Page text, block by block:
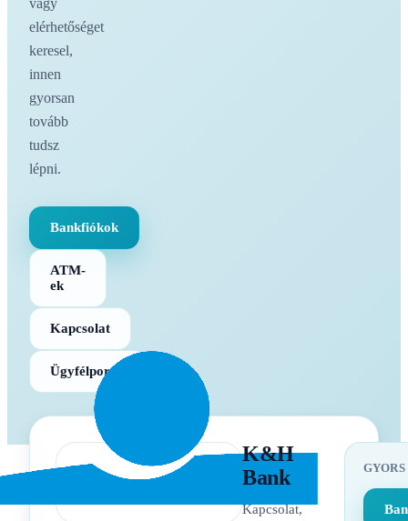
elérhetőséget
keresel,
innen
gyorsan
tovább
tudsz
lépni.
Bankfiókok
ATM-
ek
Kapcsolat
Ügyfélportál
K&H
Bank
Kapcsolat,